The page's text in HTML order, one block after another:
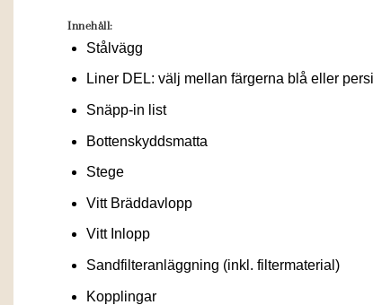
Innehåll:
Stålvägg
Liner DEL: välj mellan färgerna blå eller
Snäpp-in list
Bottenskyddsmatta
Stege
Vitt Bräddavlopp
Vitt Inlopp
Sandfilteranläggning (inkl. filtermaterial)
Kopplingar